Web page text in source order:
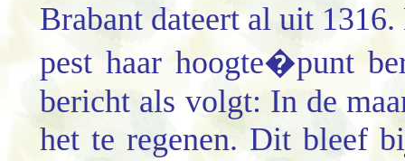
Brabant dateert al uit
pest haar hoogte�punt
bericht als volgt: In de
het te regenen. Dit bleef